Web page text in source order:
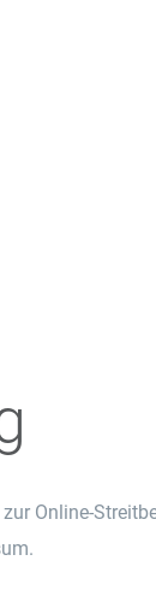
Online-